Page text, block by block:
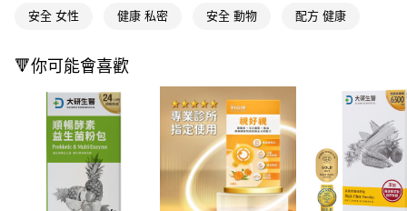
購買商品的店家。未經商家同意取消之訂單仍視為有效，需透過AFTEE先享
※ 交易是否成功請以「AFTEE先享後付 」之結帳頁面顯示為準，若有關於
是否繳費成功／繳費後需取消欲退款等相關疑問，請聯繫「AFTEE先享後付
https://netprotections.freshdesk.com/support/home
【注意事項】
１．透過由恩沛科技股份有限公司提供之「AFTEE先享後付」服務完成之交
易，需依本服務之必要範圍內提供個人資料，並將交易相關給付款項請求債
權轉讓予恩沛科技股份有限公司。
２．關於個人資料處理事宜，請瀏覽以下網址：
https://aftee.tw/terms/#terms3
每筆NT$65，滿NT$490(含以上)免運費
付款後萊爾富取貨
7-11取貨付款
每筆NT$65，滿NT$490(含以上)免運費
付款後7-11取貨
每筆NT$65，滿NT$490(含以上)免運費
安全 女性 健康 私密 安全 動物 配方 健康
🔻你可能會喜歡